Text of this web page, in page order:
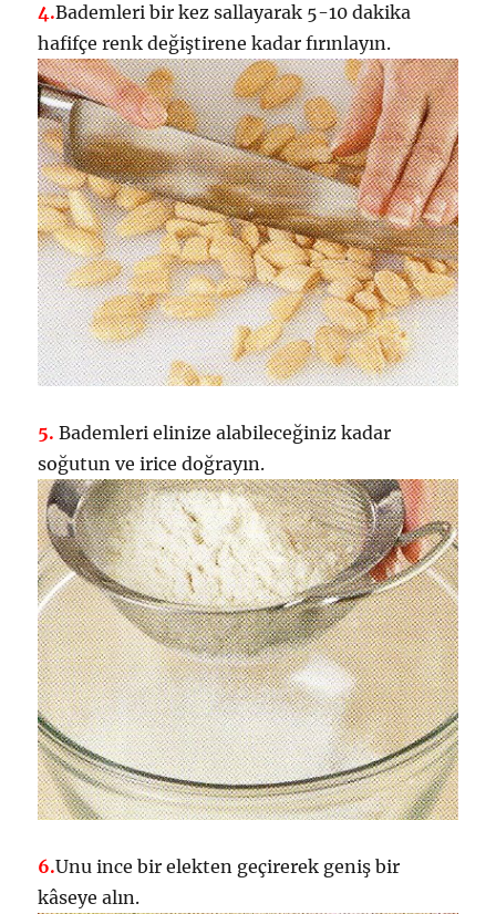
4.Bademleri bir kez sallayarak 5-10 dakika
hafifçe renk değiştirene kadar fırınlayın.
5. Bademleri elinize alabileceğiniz kadar
soğutun ve irice doğrayın.
6.Unu ince bir elekten geçirerek geniş bir
kâseye alın.